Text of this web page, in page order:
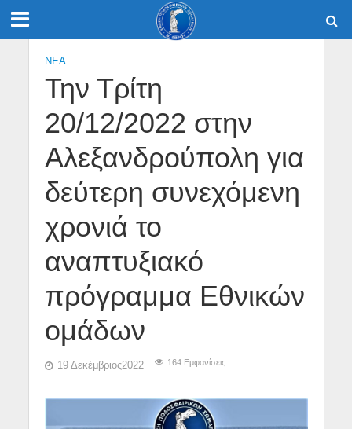
NEA
Την Τρίτη
20/12/2022 στην
Αλεξανδρούπολη για
δεύτερη συνεχόμενη
χρονιά το
αναπτυξιακό
πρόγραμμα Εθνικών
ομάδων
19 Δεκέμβριος2022 164 Εμφανίσεις